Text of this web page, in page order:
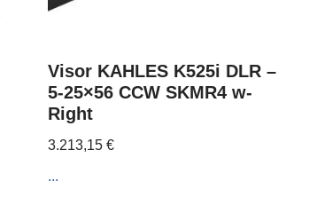
Visor KAHLES K525i DLR –
5-25×56 CCW SKMR4 w-
Right
3.213,15 €
...